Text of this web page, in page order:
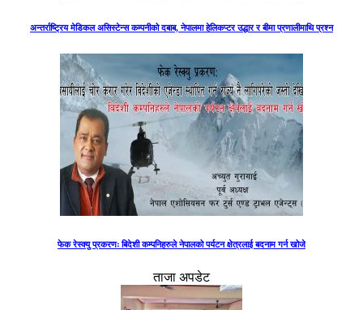
अन्तर्राष्ट्रिय मेडिकल असिस्टेन्स कम्पनीको दबाब, नेपालमा हेलिकप्टर उद्धार र बीमा प्रणालीमाथि प्रश्न
फेक रेस्क्यु प्रकरणः बिदेशी कम्पनिहरुले नेपालको पर्यटन क्षेत्रलाई बदनाम गर्न खोजे
ताजा अपडेट